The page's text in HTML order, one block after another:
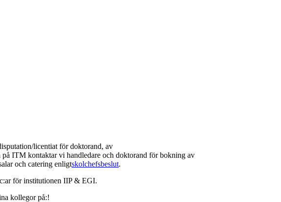
licentiat för doktorand, av
ITM kontaktar vi handledare och doktorand för bokning av
och catering enligtskolchefsbeslut.
för institutionen IIP & EGI.
kollegor på:!